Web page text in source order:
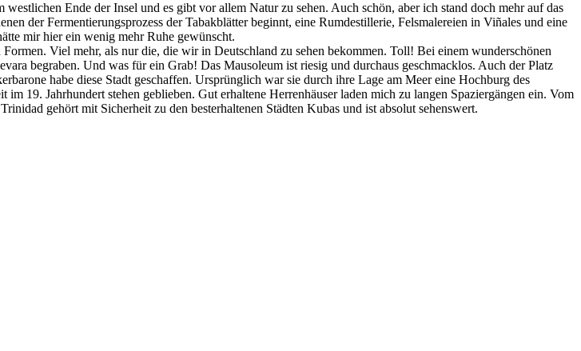
Ende der Insel und es gibt vor allem Natur zu sehen. Auch schön, aber ich stand doch mehr auf das
der Fermentierungsprozess der Tabakblätter beginnt, eine Rumdestillerie, Felsmalereien in Viñales und eine
mir hier ein wenig mehr Ruhe gewünscht.
Viel mehr, als nur die, die wir in Deutschland zu sehen bekommen. Toll! Bei einem wunderschönen
begraben. Und was für ein Grab! Das Mausoleum ist riesig und durchaus geschmacklos. Auch der Platz
habe diese Stadt geschaffen. Ursprünglich war sie durch ihre Lage am Meer eine Hochburg des
19. Jahrhundert stehen geblieben. Gut erhaltene Herrenhäuser laden mich zu langen Spaziergängen ein. Vom
gehört mit Sicherheit zu den besterhaltenen Städten Kubas und ist absolut sehenswert.